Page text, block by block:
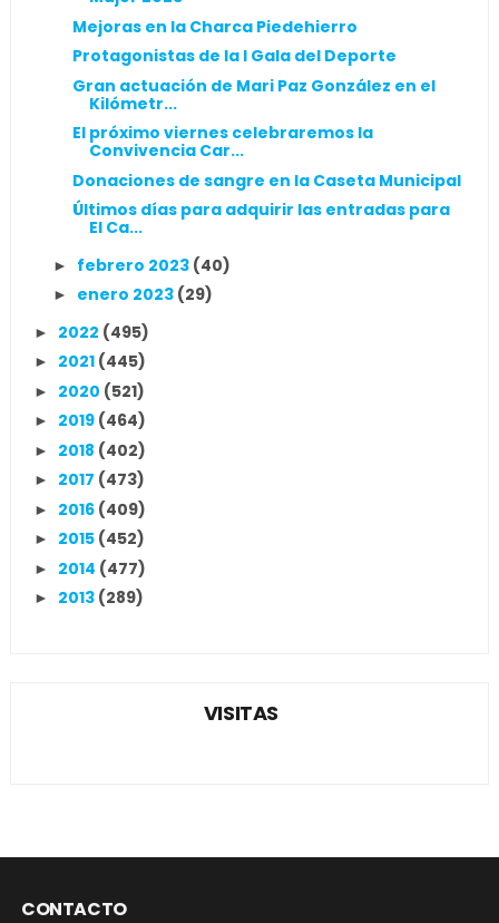
Mejoras en la Charca Piedehierro
Protagonistas de la I Gala del Deporte
Gran actuación de Mari Paz González en el
Kilómetr...
El próximo viernes celebraremos la
Convivencia Car...
Donaciones de sangre en la Caseta Municipal
Últimos días para adquirir las entradas para
El Ca...
► febrero 2023 (40)
► enero 2023 (29)
► 2022 (495)
► 2021 (445)
► 2020 (521)
► 2019 (464)
► 2018 (402)
► 2017 (473)
► 2016 (409)
► 2015 (452)
► 2014 (477)
► 2013 (289)
VISITAS
CONTACTO